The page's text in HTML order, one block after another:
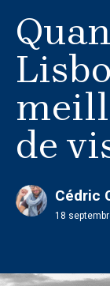
de
Cédric
18